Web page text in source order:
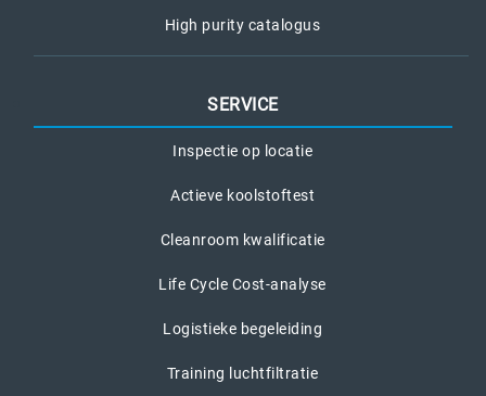
High purity catalogus
SERVICE
Inspectie op locatie
Actieve koolstoftest
Cleanroom kwalificatie
Life Cycle Cost-analyse
Logistieke begeleiding
Training luchtfiltratie